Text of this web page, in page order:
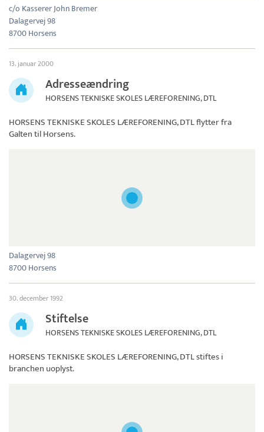
c/o Kasserer John Bremer
Dalagervej 98
8700 Horsens
13. januar 2000
Adresseændring
HORSENS TEKNISKE SKOLES LÆREFORENING, DTL
HORSENS TEKNISKE SKOLES LÆREFORENING, DTLflytter fra
Galten til Horsens.
Dalagervej 98
8700 Horsens
30. december 1992
Stiftelse
HORSENS TEKNISKE SKOLES LÆREFORENING, DTL
HORSENS TEKNISKE SKOLES LÆREFORENING, DTLstiftes i
branchen uoplyst.